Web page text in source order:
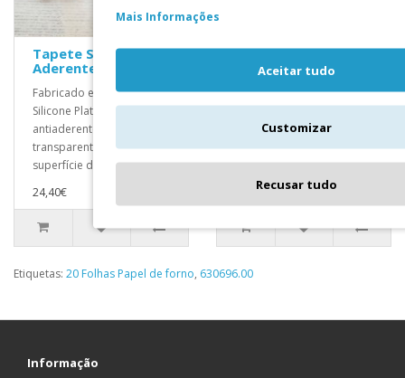
Tapete SiliconeAnti
Aderente 40X60 cm
Fabricado em 100%
Silicone Platina*,
antiaderente e
transparente, ideal como
superfície de trabalho..
24,40€
Tapete Silicone AIR
MAT 30x40 cms
Tapetes de silicone fibra
micro ideais para cozinhar
éclairs, cookies, eclair..
Etiquetas: 20 Folhas Papel de forno, 630696.00
Informação
Mais Informações
Aceitar tudo
Customizar
Recusar tudo